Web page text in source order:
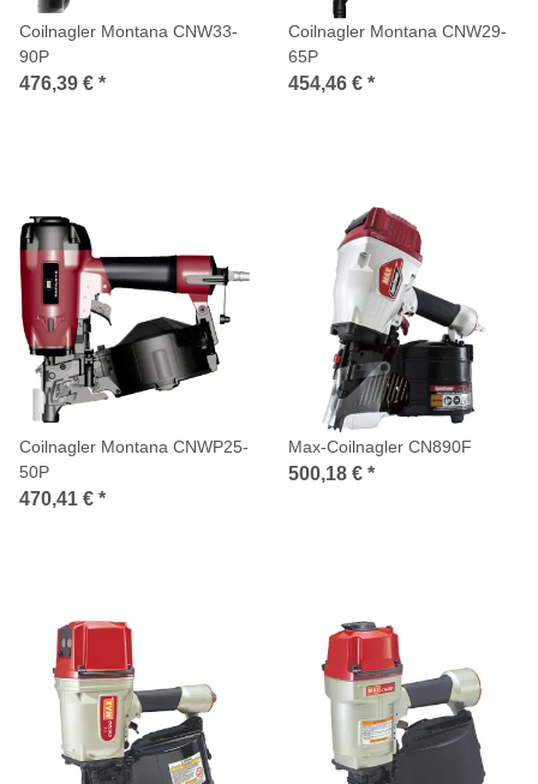
Coilnagler Montana CNW33-
90P
476,39 € *
Coilnagler Montana CNW29-
65P
454,46 € *
Coilnagler Montana CNWP25-
50P
470,41 € *
Max-Coilnagler CN890F
500,18 € *